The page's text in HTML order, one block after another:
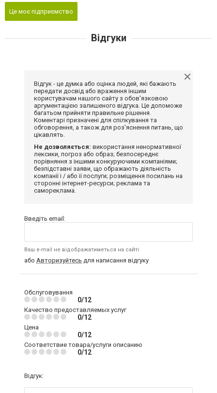
Це моє підприємство
Відгуки
Відгук - це думка або оцінка людей, які бажають
передати досвід або враження іншим
користувачам нашого сайту з обов'язковою
аргументацією залишеного відгука. Це допоможе
багатьом прийняти правильне рішення.
Коментарі призначені для спілкування та
обговорення, а також для роз'яснення питань, що
цікавлять.
Не дозволяється: використання ненормативної
лексики, погроз або образ; безпосереднє
порівняння з іншими конкуруючими компаніями;
безпідставні заяви, що ображають діяльність
компанії і / або її послуги; розміщення посилань на
сторонні інтернет-ресурси; реклама та
самореклама.
Введіть email:
Ваш e-mail не відображатиметься на сайті
або Авторизуйтесь для написання відгуку
Обслуговування
0/12
Качество предоставляемых услуг
0/12
Цена
0/12
Соответствие товара/услуги описанию
0/12
Відгук: